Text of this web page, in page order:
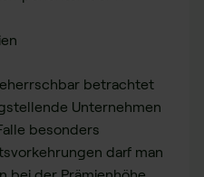
betrachtet
Unternehmen
besonders
darf man